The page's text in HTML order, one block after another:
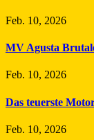
Feb. 10, 2026
MV Agusta
Feb. 10, 2026
Das teuerste
Feb. 10, 2026